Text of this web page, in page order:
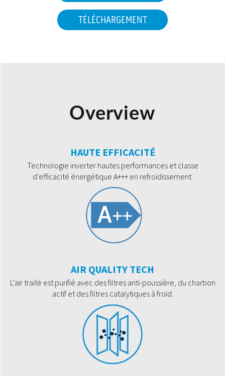
TÉLÉCHARGEMENT
Overview
HAUTE EFFICACITÉ
Technologie inverter hautes performances et classe
d’efficacité énergétique A+++ en refroidissement.
AIR QUALITY TECH
L’air traité est purifié avec des filtres anti-poussière, du charbon
actif et des filtres catalytiques à froid.